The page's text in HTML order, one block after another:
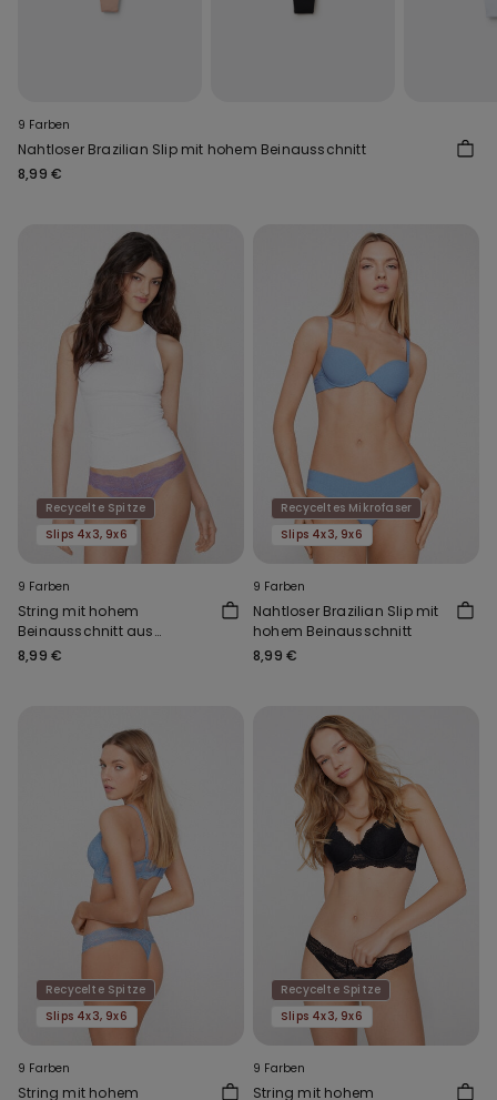
9 Farben
Nahtloser Brazilian Slip mit hohem Beinausschnitt
8,99 €
Recycelte Spitze
Slips 4x3, 9x6
9 Farben
String mit hohem
Beinausschnitt aus
recycelter Spitze
8,99 €
Recyceltes Mikrofaser
Slips 4x3, 9x6
9 Farben
Nahtloser Brazilian Slip mit
hohem Beinausschnitt
8,99 €
Recycelte Spitze
Slips 4x3, 9x6
9 Farben
String mit hohem
Recycelte Spitze
Slips 4x3, 9x6
9 Farben
String mit hohem